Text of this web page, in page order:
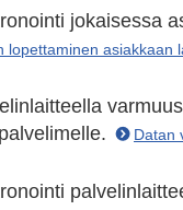
jokaisessa
lopettaminen asiakkaan
Datan